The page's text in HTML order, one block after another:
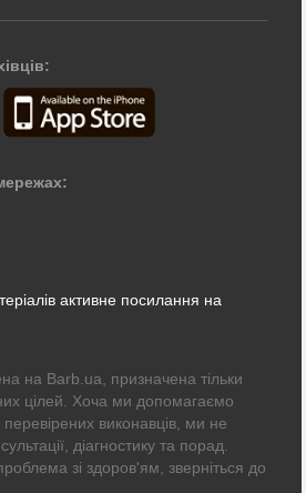
активне посилання на
на Barb.ua, призначена тільки
цілей. Хоча ми допомагаємо
виконавців, ми не
діагностику та порад.
зі здоров'ям, зверніться до